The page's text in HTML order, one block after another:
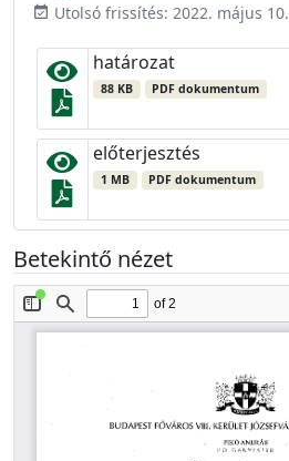
event_available Utolsó frissítés: 2022. május 10.
határozat
88 KB PDF dokumentum
előterjesztés
1 MB PDF dokumentum
Betekintő nézet